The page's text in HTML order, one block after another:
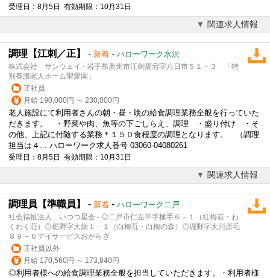
受理日：8月5日 有効期限：10月31日
関連求人情報
調理【江刺／正】 - 新着 - ハローワーク水沢
株式会社 サンウェイ - 岩手県奥州市江刺愛宕字八日市５１－３ 「特
別養護老人ホーム聖愛園」
正社員
月給 190,000円 ～ 230,000円
老人施設にて利用者さんの朝・昼・晩の給食調理業務全般を行っていた
だきます。 ・野菜や肉、魚等の下ごしらえ、調理 ・盛り付け ・そ
の他、上記に付随する業務＊１５０食程度の調理となります。 （調理
担当は４... ハローワーク求人番号 03060-04080261
受理日：8月5日 有効期限：10月31日
関連求人情報
調理員【準職員】 - 新着 - ハローワーク二戸
社会福祉法人 いつつ星会 - ◎二戸市仁左平字横手６－１（紅梅荘・わ
くわく荘）◎堀野字大畑１－１（白梅荘・白梅の森）◎堀野字大川原毛
８９－６デイサービスおからぎ
正社員以外
月給 170,560円 ～ 173,840円
◎利用者様への給食調理業務全般を担当していただきます。・利用者様